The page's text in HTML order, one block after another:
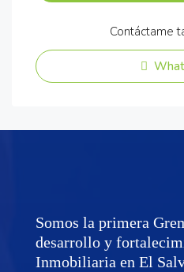
Contáctame
Somos la primera
desarrollo y
Inmobiliaria en El